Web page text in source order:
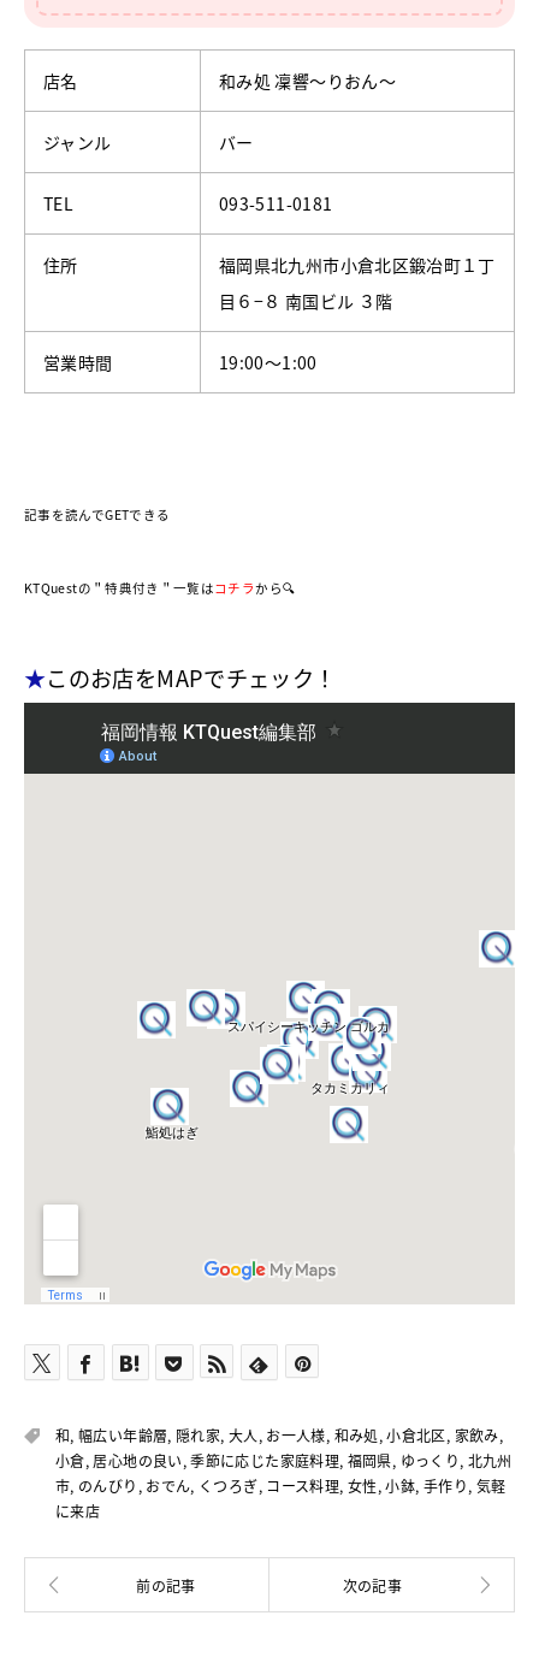
店名 和み処 凜響〜りおん〜
ジャンル バー
TEL 093-511-0181
住所
福岡県北九州市小倉北区鍛冶町１丁
目６−８ 南国ビル ３階
営業時間 19:00～1:00
記事を読んでGETできる
KTQuestの＂特典付き＂一覧はコチラから🔍
★このお店をMAPでチェック！
和,幅広い年齢層, 隠れ家, 大人 , お一人様, 和み処,小倉北区, 家飲み,
小倉, 居心地の良い,季節に応じた家庭料理, 福岡県, ゆっくり, 北九州
市, のんびり , おでん, くつろぎ, コース料理, 女性,小鉢, 手作り, 気軽
に来店